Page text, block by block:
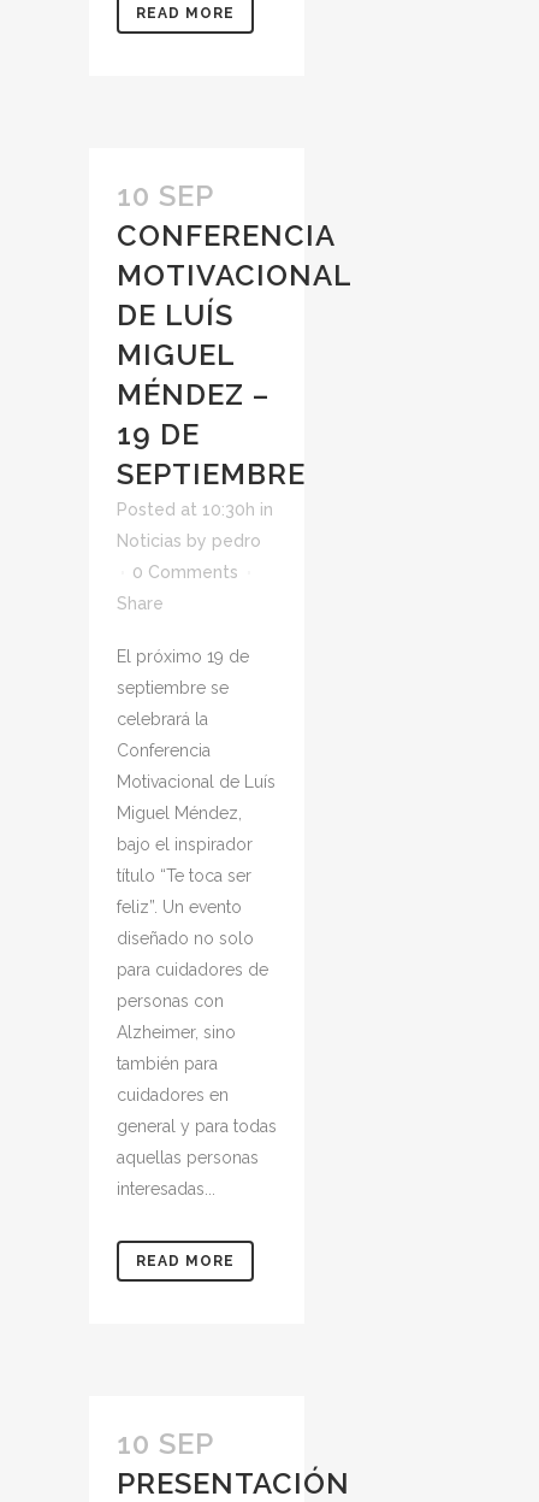
READ MORE
10 SEP
CONFERENCIA
MOTIVACIONAL
DE LUÍS
MIGUEL
MÉNDEZ –
19 DE
SEPTIEMBRE
Posted at 10:30h in
Noticias by pedro
0 Comments
Share
El próximo 19 de
septiembre se
celebrará la
Conferencia
Motivacional de Luís
Miguel Méndez,
bajo el inspirador
título “Te toca ser
feliz”. Un evento
diseñado no solo
para cuidadores de
personas con
Alzheimer, sino
también para
cuidadores en
general y para todas
aquellas personas
interesadas...
READ MORE
10 SEP
PRESENTACIÓN